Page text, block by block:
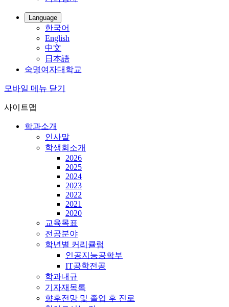
Language
한국어
English
中文
日本語
숙명여자대학교
모바일 메뉴 닫기
사이트맵
학과소개
인사말
학생회소개
2026
2025
2024
2023
2022
2021
2020
교육목표
전공분야
학년별 커리큘럼
인공지능공학부
IT공학전공
학과내규
기자재목록
향후전망 및 졸업 후 진로